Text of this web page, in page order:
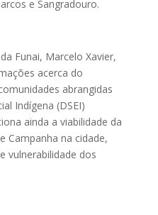
e Sangradouro.
Funai, Marcelo Xavier,
acerca do
abrangidas
Indígena (DSEI)
ainda a viabilidade da
Campanha na cidade,
vulnerabilidade dos